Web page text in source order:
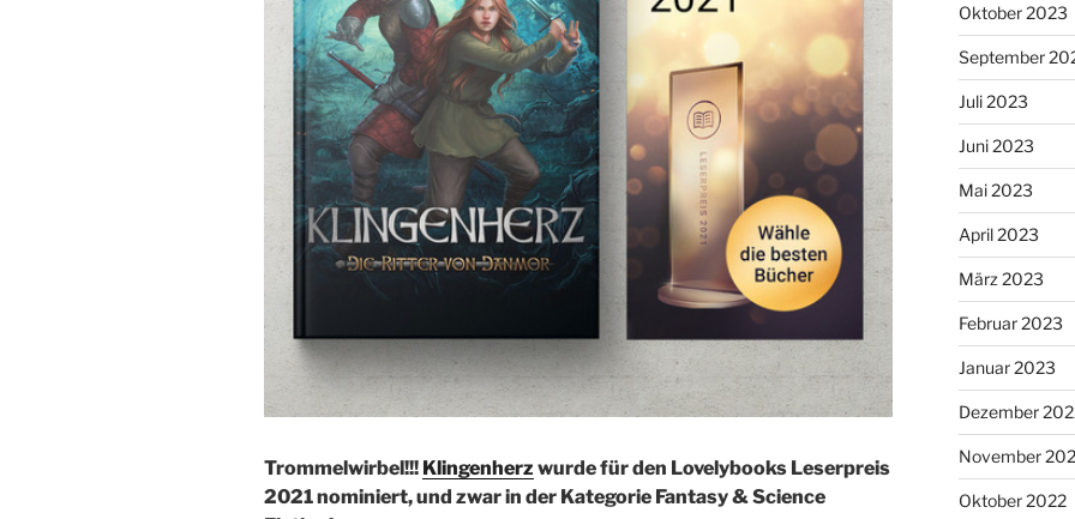
Trommelwirbel!!! Klingenherz wurde für den Lovelybooks Leserpreis
2021 nominiert, und zwar in der Kategorie Fantasy & Science
Oktober 2023
September
Juli 2023
Juni 2023
Mai 2023
April 2023
März 2023
Februar 2023
Januar 2023
Dezember
November
Oktober 2022